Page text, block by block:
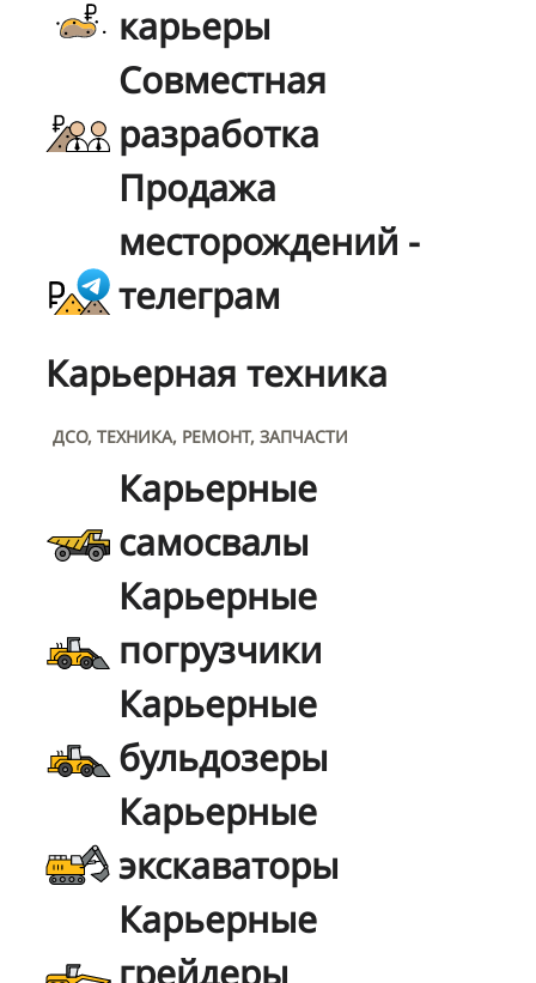
карьеры
Совместная
разработка
Продажа
месторождений -
телеграм
Карьерная техника
ДСО, ТЕХНИКА, РЕМОНТ, ЗАПЧАСТИ
Карьерные
самосвалы
Карьерные
погрузчики
Карьерные
бульдозеры
Карьерные
экскаваторы
Карьерные
грейдеры